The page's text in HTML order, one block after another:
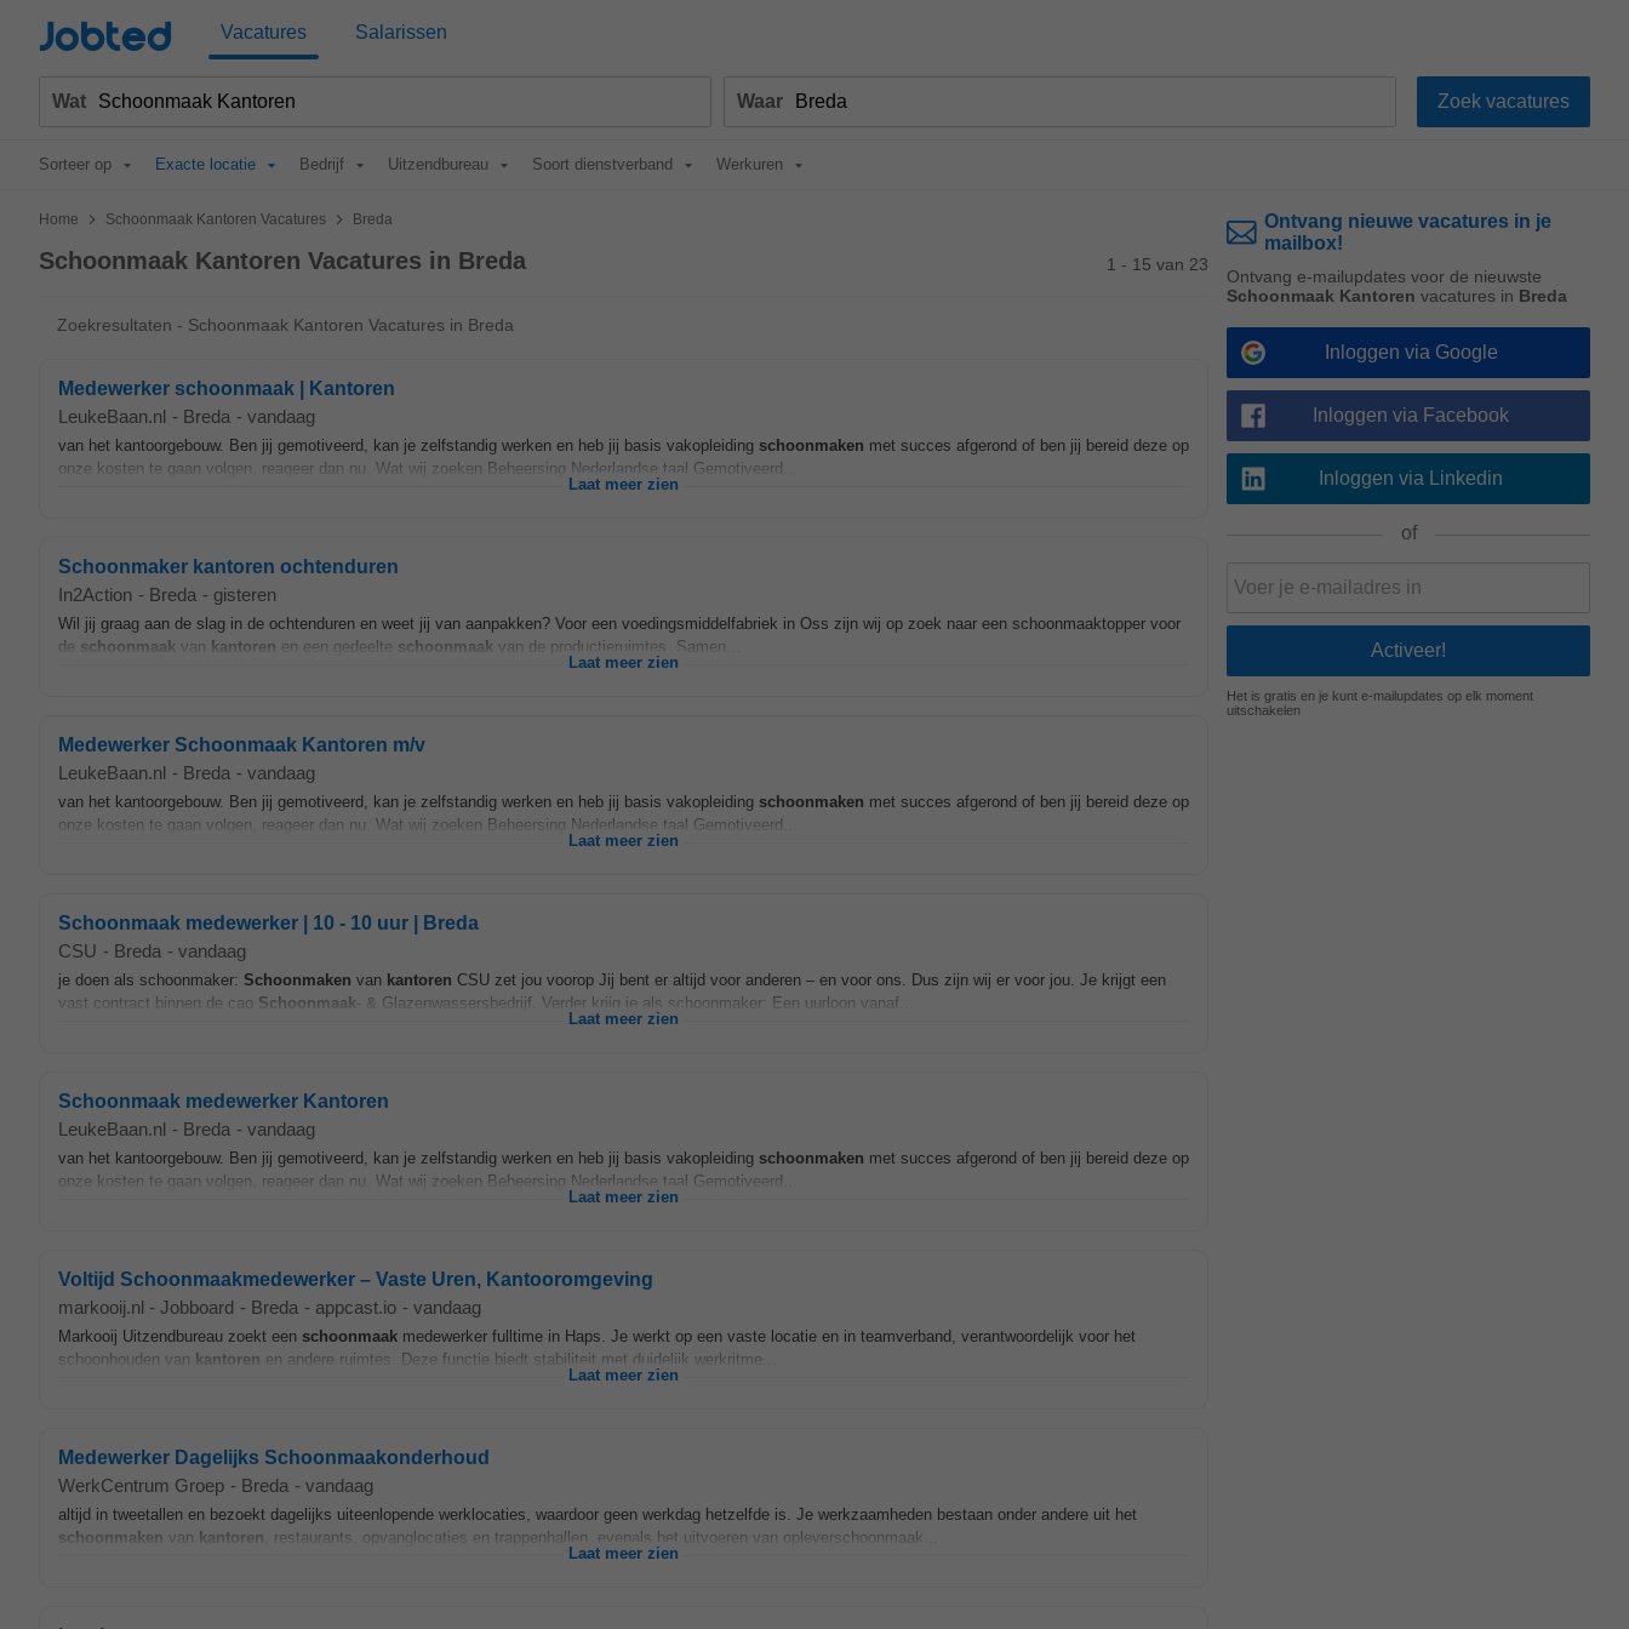
Jobted Vacatures Salarissen
Wat Waar
Sorteer op Exacte locatie Bedrijf Uitzendbureau Soort dienstverband Werkuren
Home > Schoonmaak Kantoren Vacatures > Breda
Schoonmaak Kantoren Vacatures in Breda 1 - 15 van 23
Zoekresultaten - Schoonmaak Kantoren Vacatures in Breda
Medewerker schoonmaak | Kantoren
LeukeBaan.nl - Breda - vandaag
van het kantoorgebouw. Ben jij gemotiveerd, kan je zelfstandig werken en heb jij basis vakopleiding schoonmaken met succes afgerond of ben jij bereid deze op
onze kosten te gaan volgen, reageer dan nu. Wat wij zoeken Beheersing Nederlandse taal Gemotiveerd...
Laat meer zien
Schoonmaker kantoren ochtenduren
In2Action - Breda - gisteren
Wil jij graag aan de slag in de ochtenduren en weet jij van aanpakken? Voor een voedingsmiddelfabriek in Oss zijn wij op zoek naar een schoonmaaktopper voor
de schoonmaak van kantoren en een gedeelte schoonmaak van de productieruimtes. Samen...
Laat meer zien
Medewerker Schoonmaak Kantoren m/v
LeukeBaan.nl - Breda - vandaag
van het kantoorgebouw. Ben jij gemotiveerd, kan je zelfstandig werken en heb jij basis vakopleiding schoonmaken met succes afgerond of ben jij bereid deze op
onze kosten te gaan volgen, reageer dan nu. Wat wij zoeken Beheersing Nederlandse taal Gemotiveerd...
Laat meer zien
Schoonmaak medewerker | 10 - 10 uur | Breda
CSU - Breda - vandaag
je doen als schoonmaker: Schoonmaken van kantoren CSU zet jou voorop Jij bent er altijd voor anderen – en voor ons. Dus zijn wij er voor jou. Je krijgt een
vast contract binnen de cao Schoonmaak- & Glazenwassersbedrijf. Verder krijg je als schoonmaker: Een uurloon vanaf...
Laat meer zien
Schoonmaak medewerker Kantoren
LeukeBaan.nl - Breda - vandaag
van het kantoorgebouw. Ben jij gemotiveerd, kan je zelfstandig werken en heb jij basis vakopleiding schoonmaken met succes afgerond of ben jij bereid deze op
onze kosten te gaan volgen, reageer dan nu. Wat wij zoeken Beheersing Nederlandse taal Gemotiveerd...
Laat meer zien
Voltijd Schoonmaakmedewerker – Vaste Uren, Kantooromgeving
markooij.nl - Jobboard - Breda - appcast.io - vandaag
Markooij Uitzendbureau zoekt een schoonmaak medewerker fulltime in Haps. Je werkt op een vaste locatie en in teamverband, verantwoordelijk voor het
schoonhouden van kantoren en andere ruimtes. Deze functie biedt stabiliteit met duidelijk werkritme...
Laat meer zien
Medewerker Dagelijks Schoonmaakonderhoud
WerkCentrum Groep - Breda - vandaag
altijd in tweetallen en bezoekt dagelijks uiteenlopende werklocaties, waardoor geen werkdag hetzelfde is. Je werkzaamheden bestaan onder andere uit het
schoonmaken van kantoren , restaurants, opvanglocaties en trappenhallen, evenals het uitvoeren van opleverschoonmaak...
Laat meer zien
Ontvang nieuwe vacatures in je
mailbox!
Ontvang e-mailupdates voor de nieuwste
Schoonmaak Kantoren vacatures in Breda
Inloggen via Google
Inloggen via Facebook
Inloggen via Linkedin
of
Het is gratis en je kunt e-mailupdates op elk moment
uitschakelen